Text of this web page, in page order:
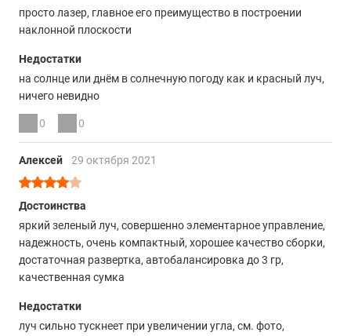
просто лазер, главное его преимущество в построении
наклонной плоскости
Недостатки
на солнце или днём в солнечную погоду как и красный луч,
ничего невидно
0 0
Алексей 29 октября 2021
Достоинства
яркий зеленый луч, совершенно элементарное управление,
надежность, очень компактный, хорошее качество сборки,
достаточная развертка, автобалансировка до 3 гр,
качественная сумка
Недостатки
луч сильно тускнеет при увеличении угла, см. фото,